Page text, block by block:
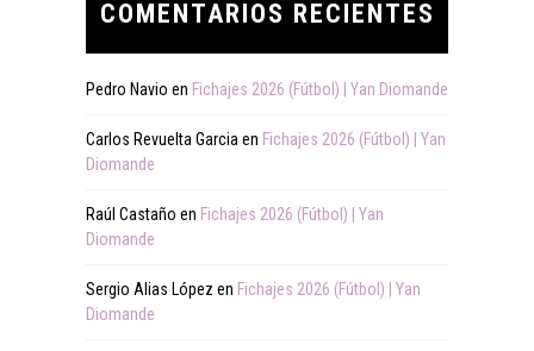
COMENTARIOS RECIENTES
Pedro Navio en Fichajes 2026 (Fútbol) | Yan Diomande
Carlos Revuelta Garcia en Fichajes 2026 (Fútbol) | Yan
Diomande
Raúl Castaño en Fichajes 2026 (Fútbol) | Yan
Diomande
Sergio Alias López en Fichajes 2026 (Fútbol) | Yan
Diomande